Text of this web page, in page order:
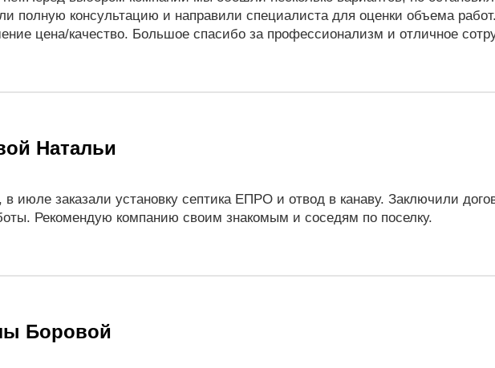
полную консультацию и направили специалиста для оценки объема
цена/качество. Большое спасибо за профессионализм и отличное
Натальи
июле заказали установку септика ЕПРО и отвод в канаву. Заключили
Рекомендую компанию своим знакомым и соседям по поселку.
Боровой